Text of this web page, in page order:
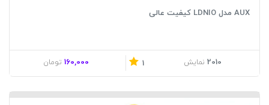
AUX مدل LDNIO کیفیت عالی
2010 نمایش 1
160,000 تومان